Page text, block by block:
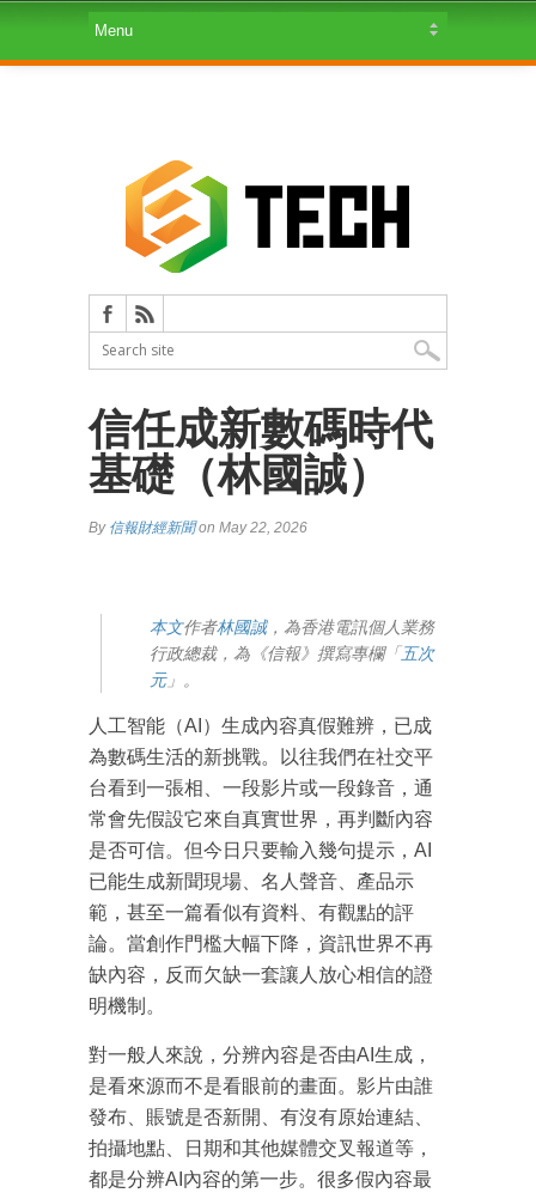
信任成新數碼時代
基礎（林國誠）
By 信報財經新聞on May 22, 2026
本文作者林國誠，為香港電訊個人業務
行政總裁，為《信報》撰寫專欄「 五次
元」。
人工智能（AI）生成內容真假難辨，已成
為數碼生活的新挑戰。以往我們在社交平
台看到一張相、一段影片或一段錄音，通
常會先假設它來自真實世界，再判斷內容
是否可信。但今日只要輸入幾句提示，AI
已能生成新聞現場、名人聲音、產品示
範，甚至一篇看似有資料、有觀點的評
論。當創作門檻大幅下降，資訊世界不再
缺內容，反而欠缺一套讓人放心相信的證
明機制。
對一般人來說，分辨內容是否由AI生成，
是看來源而不是看眼前的畫面。影片由誰
發布、賬號是否新開、有沒有原始連結、
拍攝地點、日期和其他媒體交叉報道等，
都是分辨AI內容的第一步。很多假內容最